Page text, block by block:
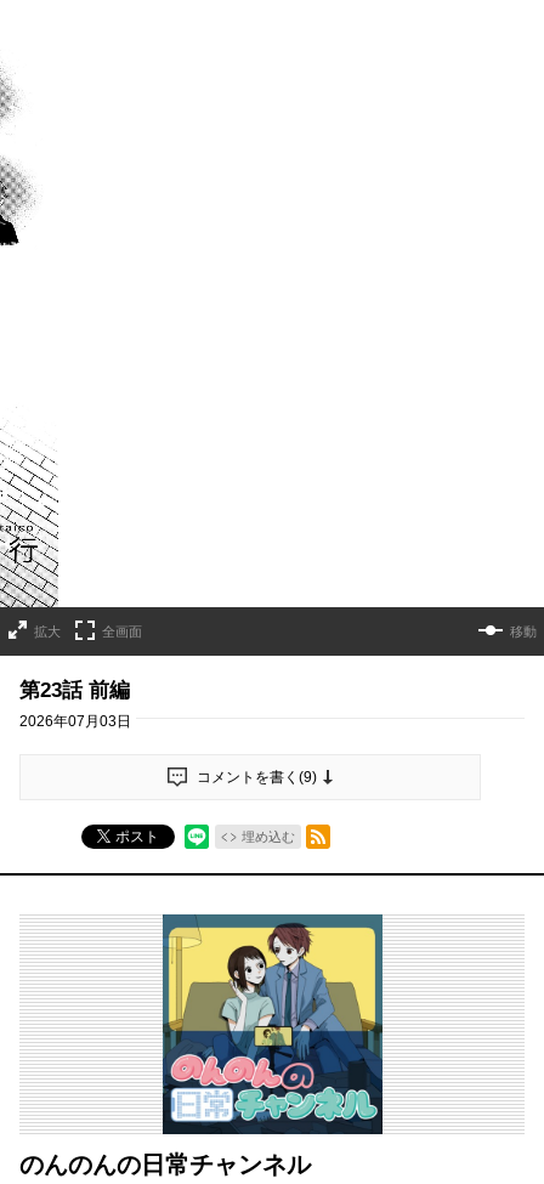
拡大 全画面 移動
第23話 前編
2026年07月03日
コメントを書く(9)
ポスト 埋め込む
RSSフィード
のんのんの日常チャンネル